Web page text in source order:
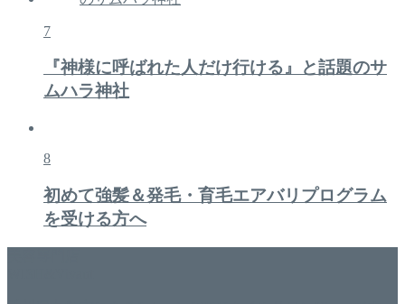
7
『神様に呼ばれた人だけ行ける』と話題のサ
ムハラ神社
8
初めて強髪＆発毛・育毛エアバリプログラム
を受ける方へ